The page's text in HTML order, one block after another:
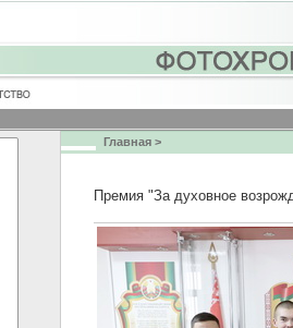
Главная >
Премия "За духовное